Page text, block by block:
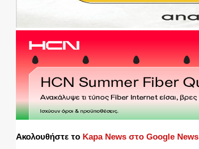
Ακολουθήστε το Kapa News στο Google News